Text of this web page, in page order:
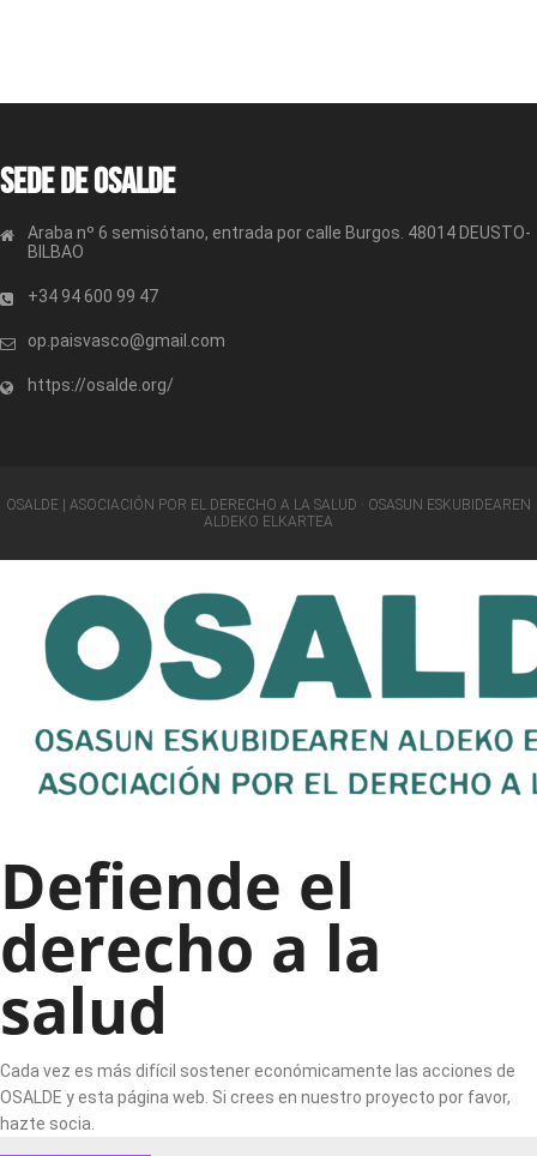
Sede de OSALDE
Araba nº 6 semisótano, entrada por calle Burgos. 48014 DEUSTO-
BILBAO
+34 94 600 99 47
op.paisvasco@gmail.com
https://osalde.org/
OSALDE | ASOCIACIÓN POR EL DERECHO A LA SALUD · OSASUN ESKUBIDEAREN
ALDEKO ELKARTEA
Defiende el
derecho a la
salud
Cada vez es más difícil sostener económicamente las acciones de
OSALDE y esta página web. Si crees en nuestro proyecto por favor,
hazte socia.